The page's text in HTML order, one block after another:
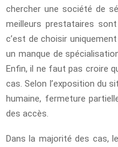
chercher une société de
meilleurs prestataires
c’est de choisir
un manque de
Enfin, il ne faut pas croire
cas. Selon l’exposition du
humaine, fermeture
des accès.
Dans la majorité des cas,